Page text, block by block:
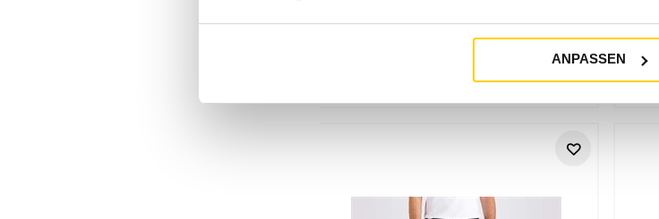
ANPASSEN
MAC
95